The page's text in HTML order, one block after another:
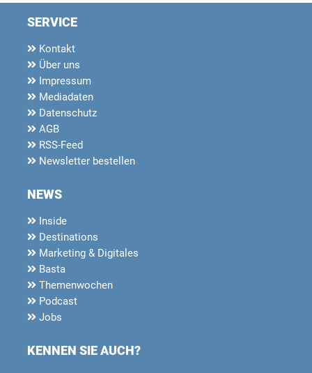
SERVICE
Kontakt
Über uns
Impressum
Mediadaten
Datenschutz
AGB
RSS-Feed
Newsletter bestellen
NEWS
Inside
Destinations
Marketing & Digitales
Basta
Themenwochen
Podcast
Jobs
KENNEN SIE AUCH?